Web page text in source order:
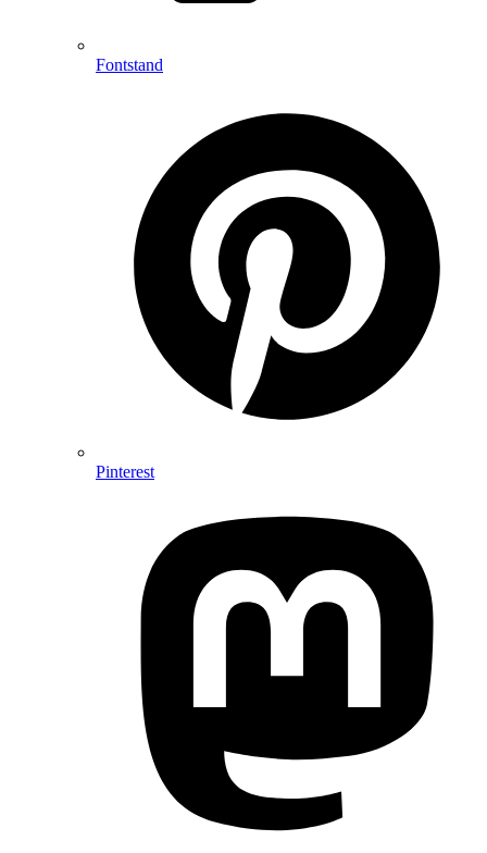
Fontstand
Pinterest